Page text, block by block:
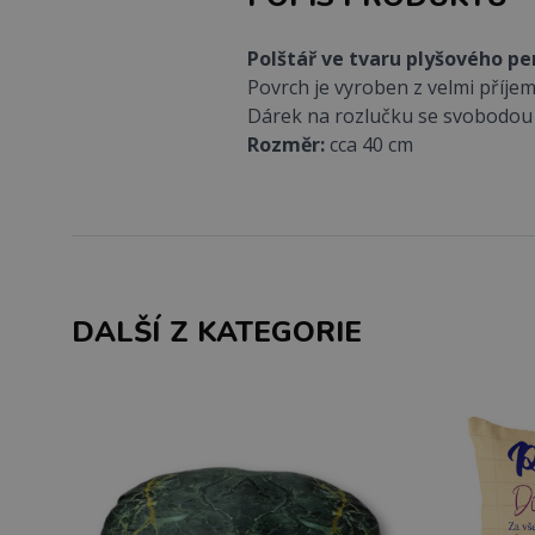
Polštář ve tvaru plyšového
Povrch je vyroben z velmi
Dárek na rozlučku se
Rozměr:cca 40 cm
DALŠÍ Z KATEGORIE